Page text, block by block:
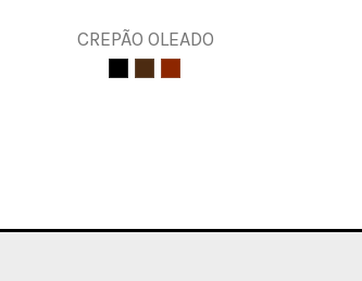
CREPÃO OLEADO